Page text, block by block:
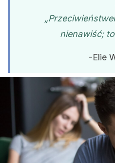
nienawiść;
-Elie